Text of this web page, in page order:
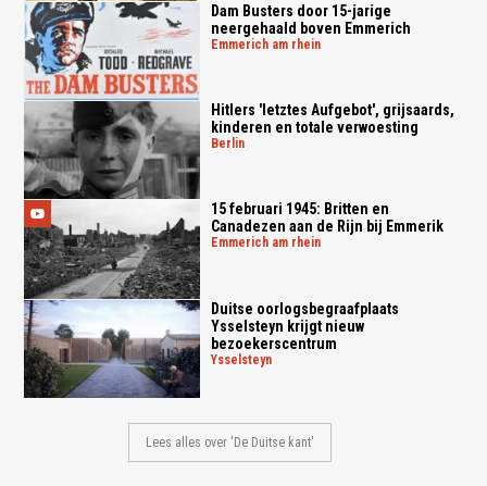
Dam Busters door 15-jarige
neergehaald boven Emmerich
emmerich am rhein
Hitlers 'letztes Aufgebot', grijsaards,
kinderen en totale verwoesting
berlin
15 februari 1945: Britten en
Canadezen aan de Rijn bij Emmerik
emmerich am rhein
Duitse oorlogsbegraafplaats
Ysselsteyn krijgt nieuw
bezoekerscentrum
ysselsteyn
Lees alles over 'De Duitse kant'